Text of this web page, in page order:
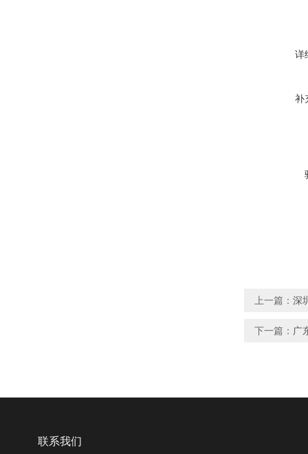
详
补
上一篇： 深
下一篇： 广
联系我们